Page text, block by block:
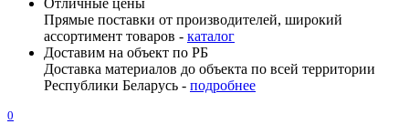
Отличные цены
Прямые поставки от производителей, широкий
ассортимент товаров - каталог
Доставим на объект по РБ
Доставка материалов до объекта по всей территории
Республики Беларусь - подробнее
0